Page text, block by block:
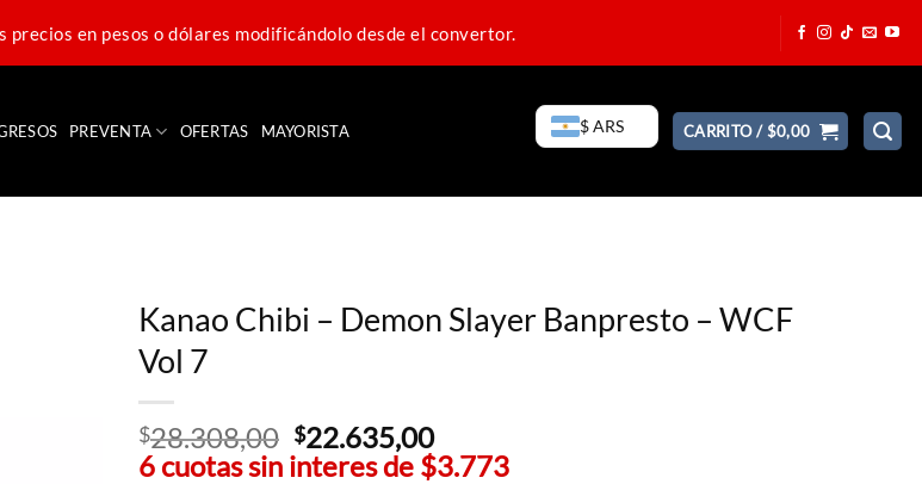
precios en pesos o dólares modificándolo desde el convertor.
PREVENTA OFERTAS MAYORISTA $ ARS CARRITO /$0,00
Kanao Chibi – Demon Slayer Banpresto – WCF
Vol 7
$28.308,00 El
precio
$22.635,00El
precio
6 cuotas sin interes de $3.773